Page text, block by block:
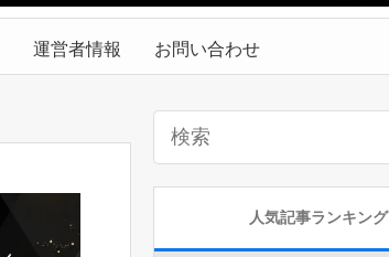
運営者情報 お問い合わせ
人気記事ランキング